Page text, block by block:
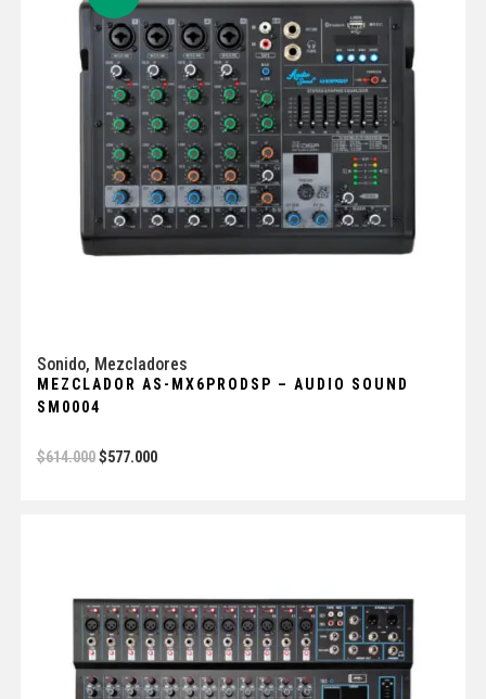
Sonido, Mezcladores
MEZCLADOR AS-MX6PRODSP – AUDIO SOUND
SM0004
$614.000 $577.000